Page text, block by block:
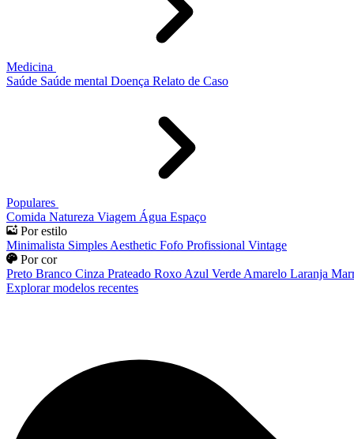
Medicina
Saúde Saúde mental Doença Relato de Caso
Populares
Comida Natureza Viagem Água Espaço
Por estilo
Minimalista Simples Aesthetic Fofo Profissional Vintage
Por cor
Preto Branco Cinza Prateado Roxo Azul Verde Amarelo Laranja
Explorar modelos recentes